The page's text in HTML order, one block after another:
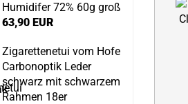
Humidifer 72% 60g groß
63,90 EUR
Zigarettenetui vom Hofe
Carbonoptik Leder
schwarz mit schwarzem
Rahmen 18er